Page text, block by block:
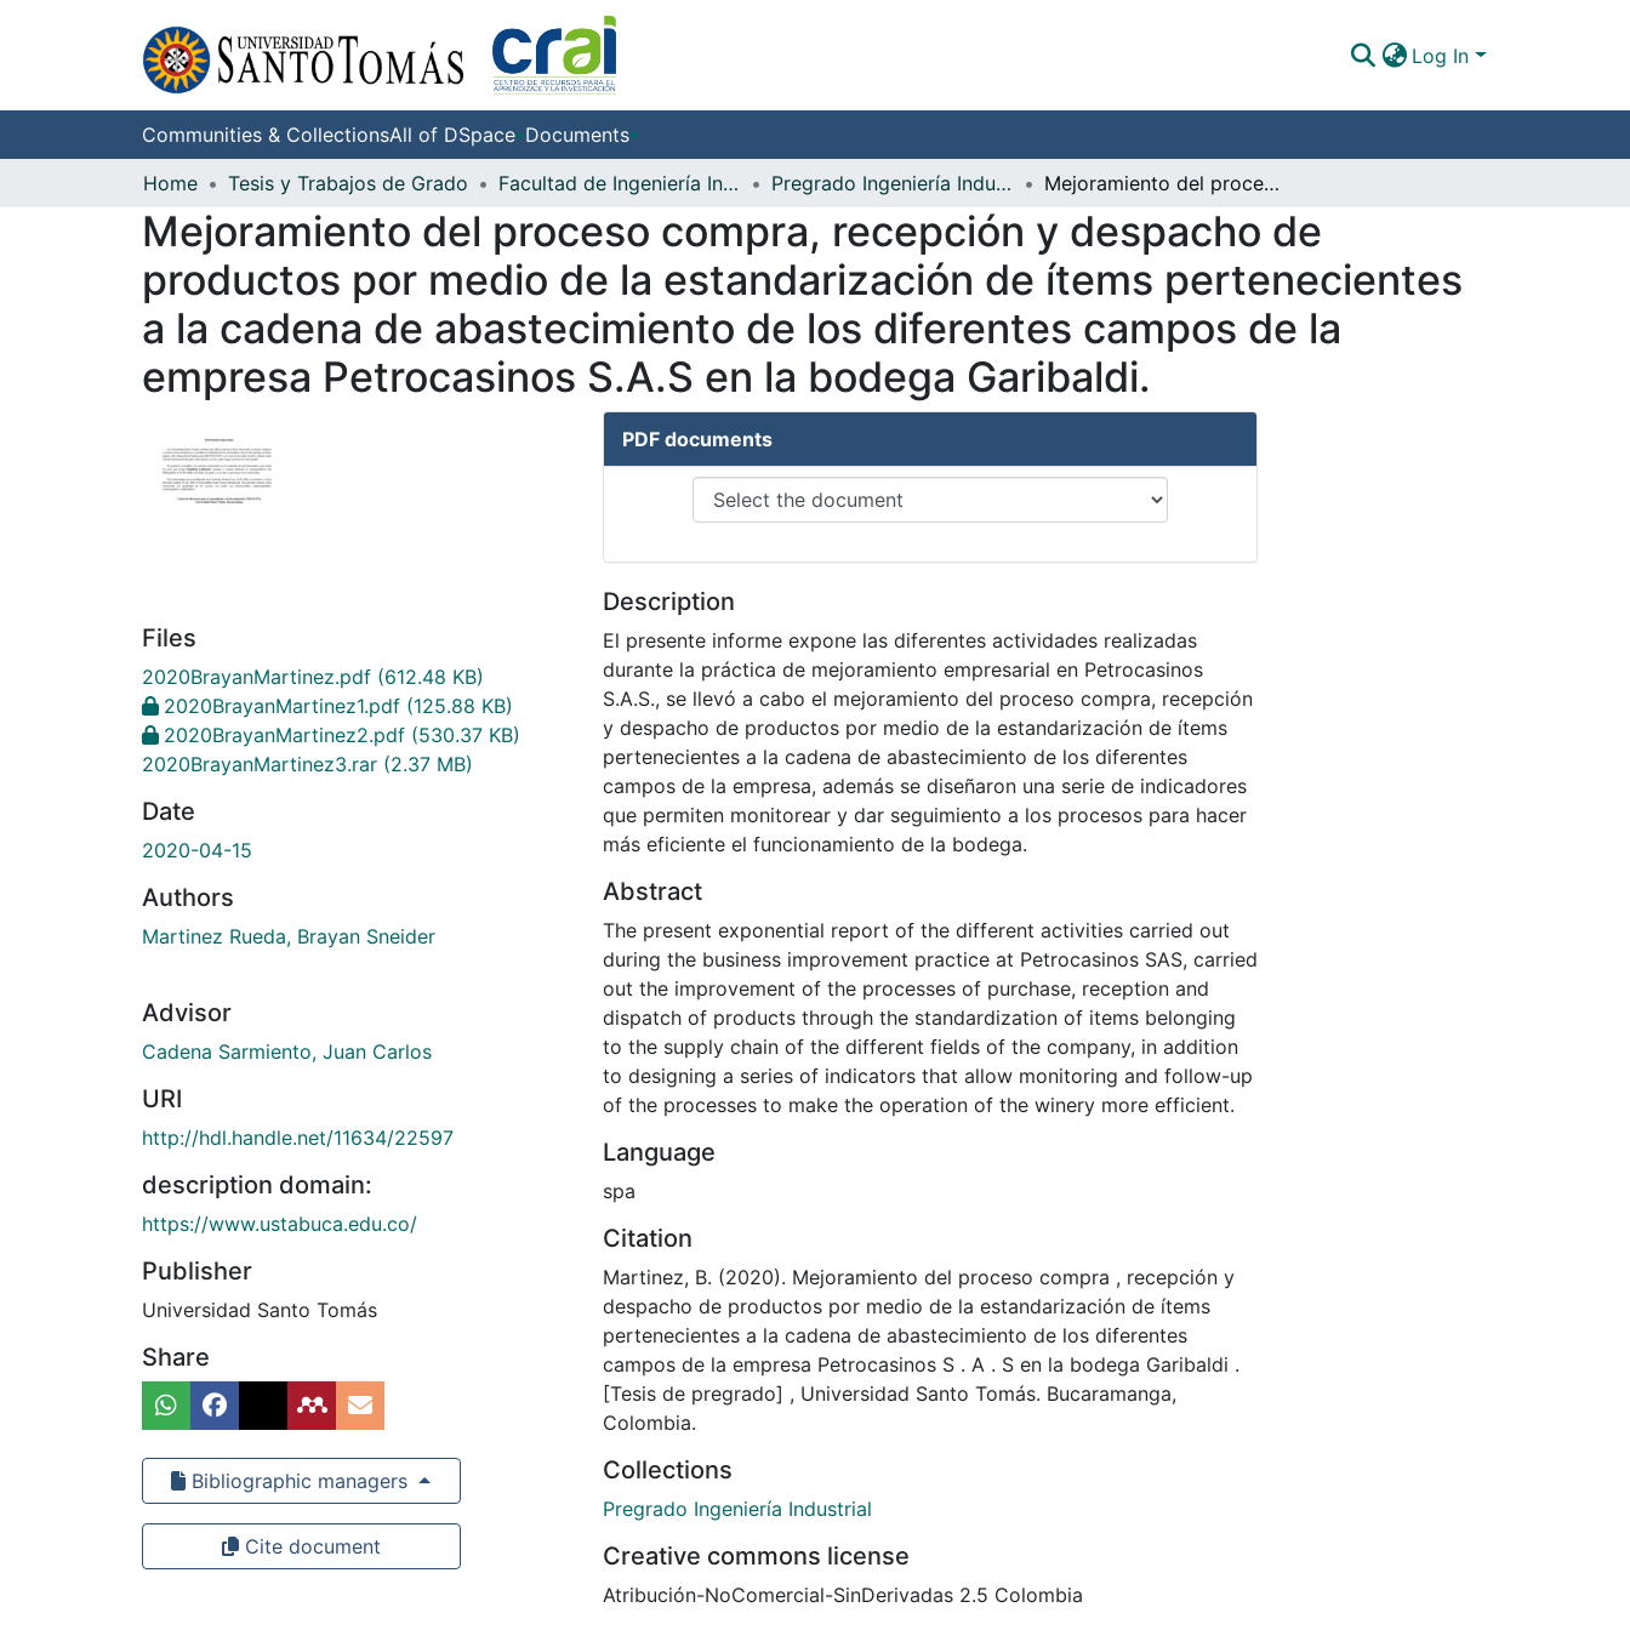
Log In
Communities & CollectionsAll of DSpace Documents
Home
Tesis y Trabajos de Grado Facultad de Ingeniería Industrial Pregrado Ingeniería Industrial Mejoramiento del proceso compra, recepción y despacho de productos por medio de la estandarización de ítems pertenecientes a la cadena de abastecimiento de los diferentes campos de la empresa Petrocasinos S.A.S en la bodega Garibaldi.
Mejoramiento del proceso compra, recepción y despacho de
productos por medio de la estandarización de ítems pertenecientes
a la cadena de abastecimiento de los diferentes campos de la
empresa Petrocasinos S.A.S en la bodega Garibaldi.
Files
2020BrayanMartinez.pdf (612.48 KB)
2020BrayanMartinez1.pdf (125.88 KB)
2020BrayanMartinez2.pdf (530.37 KB)
2020BrayanMartinez3.rar (2.37 MB)
Date
2020-04-15
Authors
Martinez Rueda, Brayan Sneider
Advisor
Cadena Sarmiento, Juan Carlos
URI
http://hdl.handle.net/11634/22597
description domain:
https://www.ustabuca.edu.co/
Publisher
Universidad Santo Tomás
Share
Bibliographic managers
Cite document
PDF documents
Description
El presente informe expone las diferentes actividades realizadas
durante la práctica de mejoramiento empresarial en Petrocasinos
S.A.S., se llevó a cabo el mejoramiento del proceso compra, recepción
y despacho de productos por medio de la estandarización de ítems
pertenecientes a la cadena de abastecimiento de los diferentes
campos de la empresa, además se diseñaron una serie de indicadores
que permiten monitorear y dar seguimiento a los procesos para hacer
más eficiente el funcionamiento de la bodega.
Abstract
The present exponential report of the different activities carried out
during the business improvement practice at Petrocasinos SAS, carried
out the improvement of the processes of purchase, reception and
dispatch of products through the standardization of items belonging
to the supply chain of the different fields of the company, in addition
to designing a series of indicators that allow monitoring and follow-up
of the processes to make the operation of the winery more efficient.
Language
spa
Citation
Martinez, B. (2020). Mejoramiento del proceso compra , recepción y
despacho de productos por medio de la estandarización de ítems
pertenecientes a la cadena de abastecimiento de los diferentes
campos de la empresa Petrocasinos S . A . S en la bodega Garibaldi .
[Tesis de pregrado] , Universidad Santo Tomás. Bucaramanga,
Colombia.
Collections
Pregrado Ingeniería Industrial
Creative commons license
Atribución-NoComercial-SinDerivadas 2.5 Colombia